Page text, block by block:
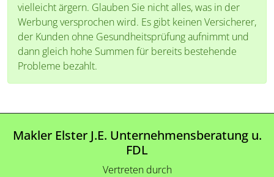
vielleicht ärgern. Glauben Sie nicht alles, was in der
Werbung versprochen wird. Es gibt keinen Versicherer,
der Kunden ohne Gesundheitsprüfung aufnimmt und
dann gleich hohe Summen für bereits bestehende
Probleme bezahlt.
Makler Elster J.E. Unternehmensberatung u.
FDL
Vertreten durch